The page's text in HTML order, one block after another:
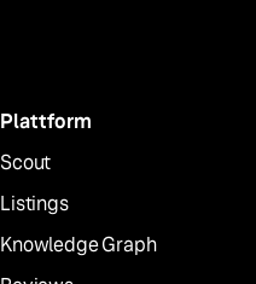
Plattform
Scout
Listings
Knowledge Graph